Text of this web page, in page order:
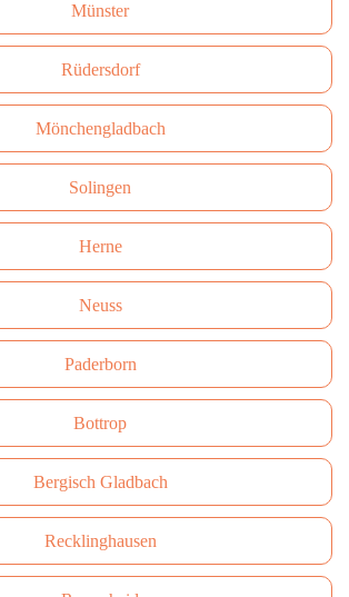
Münster
Rüdersdorf
Mönchengladbach
Solingen
Herne
Neuss
Paderborn
Bottrop
Bergisch Gladbach
Recklinghausen